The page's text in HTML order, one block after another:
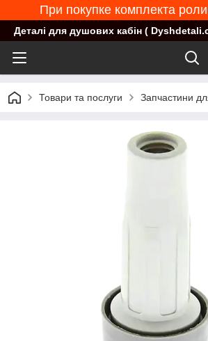
При покупке комплекта
Деталі для душових кабін (
Товари та послуги Запчастини